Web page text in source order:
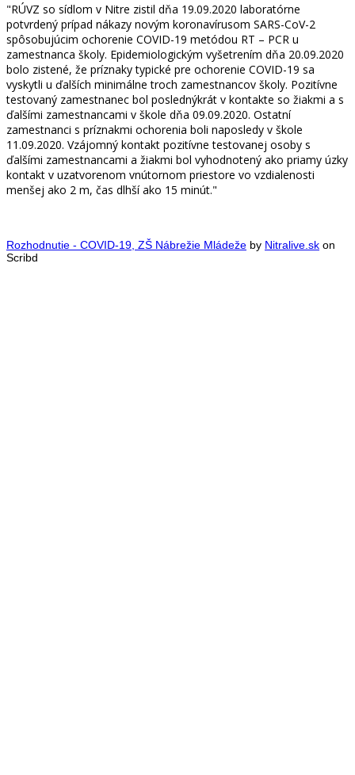
"RÚVZ so sídlom v Nitre zistil dňa 19.09.2020 laboratórne
potvrdený prípad nákazy novým koronavírusom SARS-CoV-2
spôsobujúcim ochorenie COVID-19 metódou RT – PCR u
zamestnanca školy. Epidemiologickým vyšetrením dňa 20.09.2020
bolo zistené, že príznaky typické pre ochorenie COVID-19 sa
vyskytli u ďalších minimálne troch zamestnancov školy. Pozitívne
testovaný zamestnanec bol poslednýkrát v kontakte so žiakmi a s
ďalšími zamestnancami v škole dňa 09.09.2020. Ostatní
zamestnanci s príznakmi ochorenia boli naposledy v škole
11.09.2020. Vzájomný kontakt pozitívne testovanej osoby s
ďalšími zamestnancami a žiakmi bol vyhodnotený ako priamy úzky
kontakt v uzatvorenom vnútornom priestore vo vzdialenosti
menšej ako 2 m, čas dlhší ako 15 minút."
Rozhodnutie - COVID-19, ZŠ Nábrežie Mládeže by Nitralive.sk on
Scribd